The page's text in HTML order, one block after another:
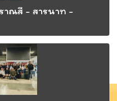
าณสี - สารนาท -